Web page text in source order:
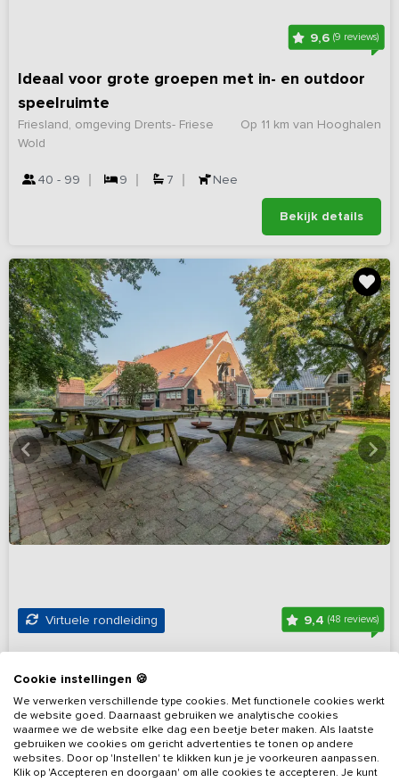
9,6(9 reviews)
Ideaal voor grote groepen met in- en outdoor
speelruimte
Op 11 km van Hooghalen
Friesland, omgeving Drents- Friese
Wold
40 - 99 9 7 Nee
Bekijk details
Virtuele rondleiding 9,4 (48 reviews)
kampvuurplaats
Op 11 km van Hooghalen
Drenthe, omgeving Westerbork
30 - 63 10 7 Nee
Cookie instellingen 🍪
We verwerken verschillende type cookies. Met functionele cookies werkt
de website goed. Daarnaast gebruiken we analytische cookies
waarmee we de website elke dag een beetje beter maken. Als laatste
gebruiken we cookies om gericht advertenties te tonen op andere
websites. Door op 'Instellen' te klikken kun je je voorkeuren aanpassen.
Klik op 'Accepteren en doorgaan' om alle cookies te accepteren. Je kunt